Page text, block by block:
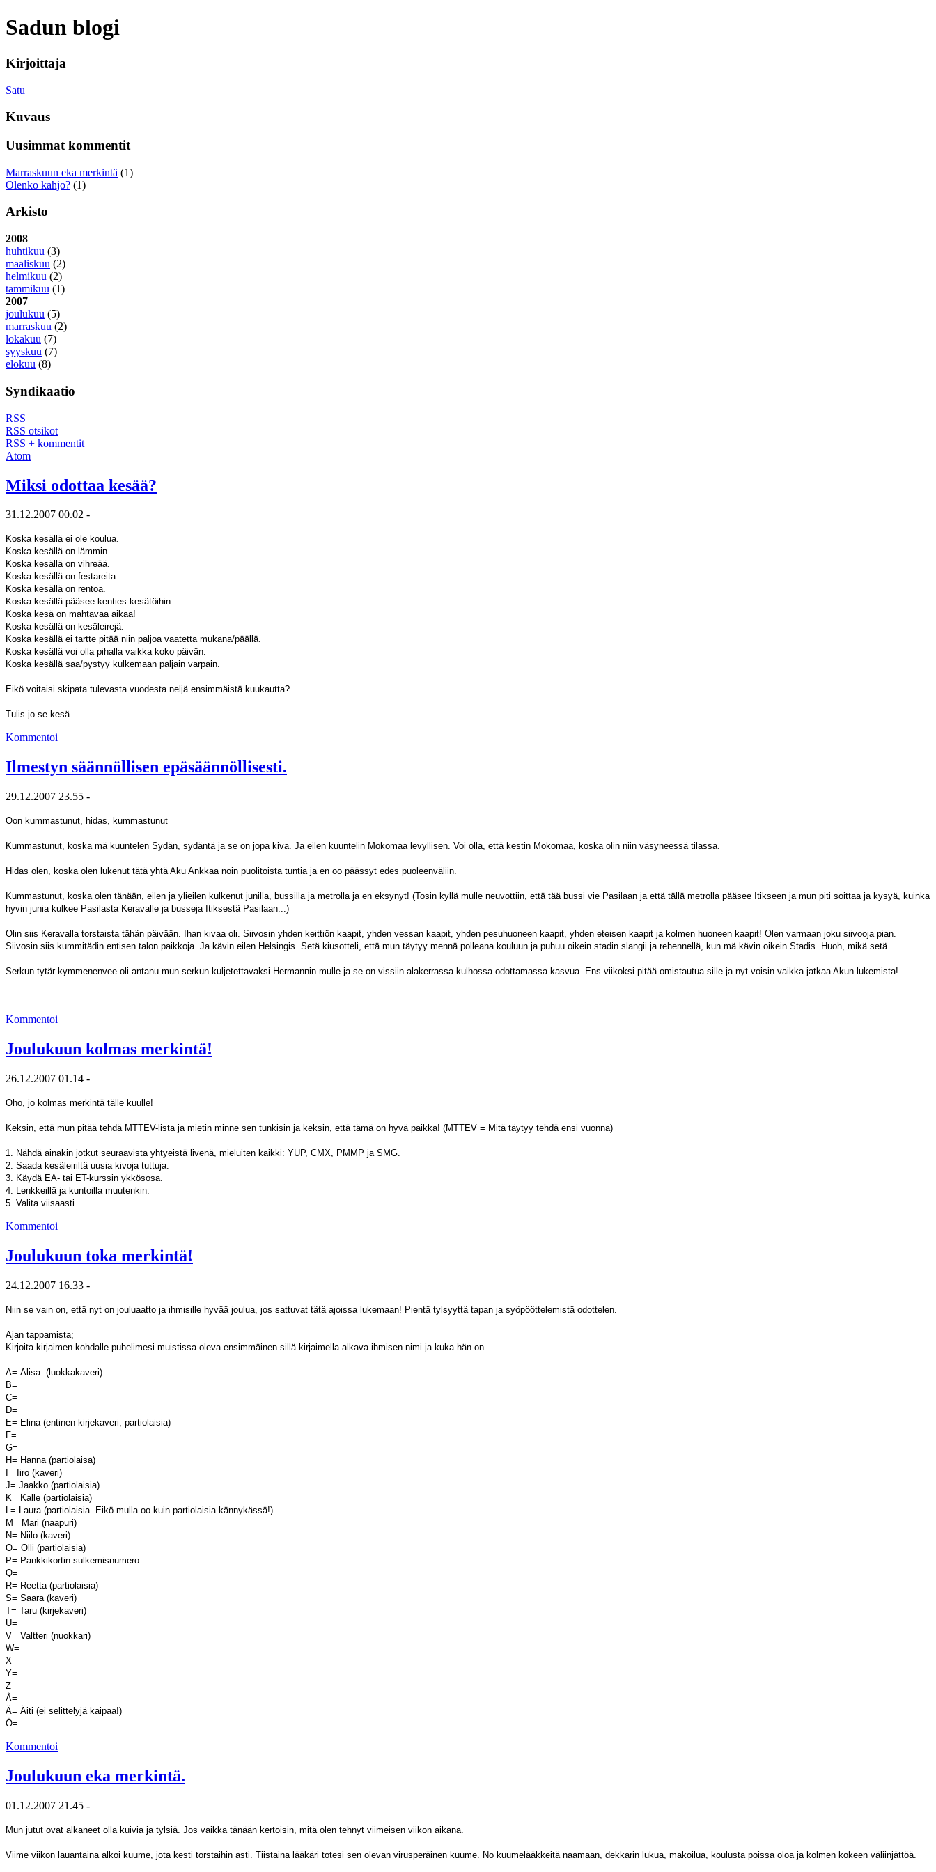
Sadun blogi
Kirjoittaja
Satu
Kuvaus
Uusimmat kommentit
Marraskuun eka merkintä (1)
Olenko kahjo? (1)
Arkisto
2008
huhtikuu (3)
maaliskuu (2)
helmikuu (2)
tammikuu (1)
2007
joulukuu (5)
marraskuu (2)
lokakuu (7)
syyskuu (7)
elokuu (8)
Syndikaatio
RSS
RSS otsikot
RSS + kommentit
Atom
Miksi odottaa kesää?
31.12.2007 00.02 -
Koska kesällä ei ole koulua.
Koska kesällä on lämmin.
Koska kesällä on vihreää.
Koska kesällä on festareita.
Koska kesällä on rentoa.
Koska kesällä pääsee kenties kesätöihin.
Koska kesä on mahtavaa aikaa!
Koska kesällä on kesäleirejä.
Koska kesällä ei tartte pitää niin paljoa vaatetta mukana/päällä.
Koska kesällä voi olla pihalla vaikka koko päivän.
Koska kesällä saa/pystyy kulkemaan paljain varpain.
Eikö voitaisi skipata tulevasta vuodesta neljä ensimmäistä kuukautta?
Tulis jo se kesä.
Kommentoi
Ilmestyn säännöllisen epäsäännöllisesti.
29.12.2007 23.55 -
Oon kummastunut, hidas, kummastunut
Kummastunut, koska mä kuuntelen Sydän, sydäntä ja se on jopa kiva. Ja eilen kuuntelin Mokomaa levyllisen. Voi olla, että kestin Mokomaa, koska olin niin väsyneessä tilassa.
Hidas olen, koska olen lukenut tätä yhtä Aku Ankkaa noin puolitoista tuntia ja en oo päässyt edes puoleenväliin.
Kummastunut, koska olen tänään, eilen ja ylieilen kulkenut junilla, bussilla ja metrolla ja en eksynyt! (Tosin kyllä mulle neuvottiin, että tää bussi vie Pasilaan ja että tällä metrolla pääsee Itikseen ja mun piti soittaa ja kysyä, kuinka
hyvin junia kulkee Pasilasta Keravalle ja busseja Itiksestä Pasilaan...)
Olin siis Keravalla torstaista tähän päivään. Ihan kivaa oli. Siivosin yhden keittiön kaapit, yhden vessan kaapit, yhden pesuhuoneen kaapit, yhden eteisen kaapit ja kolmen huoneen kaapit! Olen varmaan joku siivooja pian.
Siivosin siis kummitädin entisen talon paikkoja. Ja kävin eilen Helsingis. Setä kiusotteli, että mun täytyy mennä polleana kouluun ja puhuu oikein stadin slangii ja rehennellä, kun mä kävin oikein Stadis. Huoh, mikä setä...
Serkun tytär kymmenenvee oli antanu mun serkun kuljetettavaksi Hermannin mulle ja se on vissiin alakerrassa kulhossa odottamassa kasvua. Ens viikoksi pitää omistautua sille ja nyt voisin vaikka jatkaa Akun lukemista!
Kommentoi
Joulukuun kolmas merkintä!
26.12.2007 01.14 -
Oho, jo kolmas merkintä tälle kuulle!
Keksin, että mun pitää tehdä MTTEV-lista ja mietin minne sen tunkisin ja keksin, että tämä on hyvä paikka! (MTTEV = Mitä täytyy tehdä ensi vuonna)
1. Nähdä ainakin jotkut seuraavista yhtyeistä livenä, mieluiten kaikki: YUP, CMX, PMMP ja SMG.
2. Saada kesäleiriltä uusia kivoja tuttuja.
3. Käydä EA- tai ET-kurssin ykkösosa.
4. Lenkkeillä ja kuntoilla muutenkin.
5. Valita viisaasti.
Kommentoi
Joulukuun toka merkintä!
24.12.2007 16.33 -
Niin se vain on, että nyt on jouluaatto ja ihmisille hyvää joulua, jos sattuvat tätä ajoissa lukemaan! Pientä tylsyyttä tapan ja syöpööttelemistä odottelen.
Ajan tappamista;
Kirjoita kirjaimen kohdalle puhelimesi muistissa oleva ensimmäinen sillä kirjaimella alkava ihmisen nimi ja kuka hän on.
A= Alisa (luokkakaveri)
B=
C=
D=
E= Elina (entinen kirjekaveri, partiolaisia)
F=
G=
H= Hanna (partiolaisa)
I= Iiro (kaveri)
J= Jaakko (partiolaisia)
K= Kalle (partiolaisia)
L= Laura (partiolaisia. Eikö mulla oo kuin partiolaisia kännykässä!)
M= Mari (naapuri)
N= Niilo (kaveri)
O= Olli (partiolaisia)
P= Pankkikortin sulkemisnumero
Q=
R= Reetta (partiolaisia)
S= Saara (kaveri)
T= Taru (kirjekaveri)
U=
V= Valtteri (nuokkari)
W=
X=
Y=
Z=
Å=
Ä= Äiti (ei selittelyjä kaipaa!)
Ö=
Kommentoi
Joulukuun eka merkintä.
01.12.2007 21.45 -
Mun jutut ovat alkaneet olla kuivia ja tylsiä. Jos vaikka tänään kertoisin, mitä olen tehnyt viimeisen viikon aikana.
Viime viikon lauantaina alkoi kuume, jota kesti torstaihin asti. Tiistaina lääkäri totesi sen olevan virusperäinen kuume. No kuumelääkkeitä naamaan, dekkarin lukua, makoilua, koulusta poissa oloa ja kolmen kokeen väliinjättöä.